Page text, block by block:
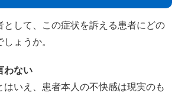
として、この症状を訴える患者にどの
ょうか。
わない
はいえ、患者本人の不快感は現実のも